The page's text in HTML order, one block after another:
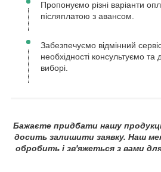
Пропонуємо різні варіанти
післяплатою з авансом.
Забезпечуємо відмінний
необхідності консультуємо
виборі.
Бажаєте придбати нашу
досить залишити заявку. Наш
обробить і зв'яжеться з вами